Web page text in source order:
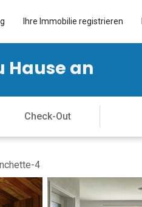
Ihre Immobilie registrieren
Hause an
4